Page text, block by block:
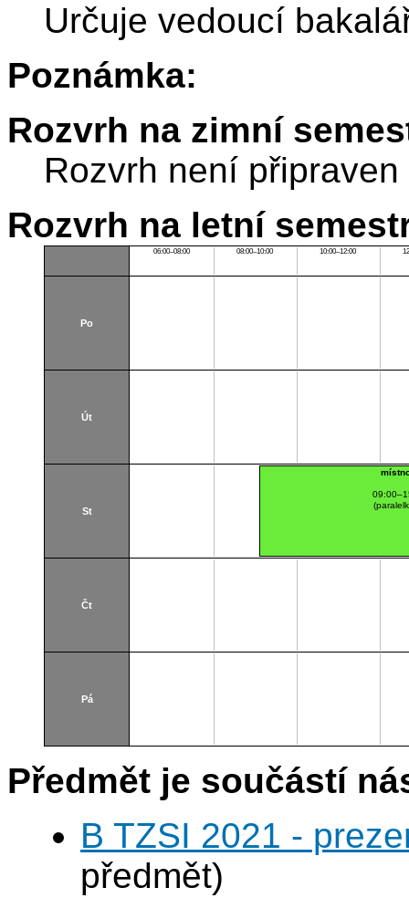
Určuje vedoucí
Poznámka:
Rozvrh na zimní
Rozvrh není připraven
Rozvrh na letní
06:00–08:00 08:00–10:00 10:00–12:00
Po
Út
St
Čt
Pá
Předmět je součástí
B TZSI 2021 -
předmět)